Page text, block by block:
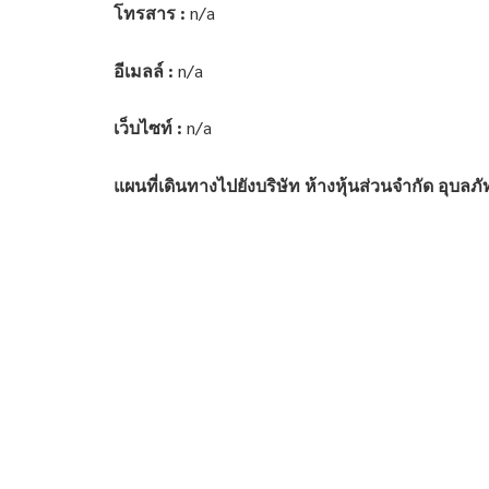
โทรสาร : n/a
อีเมลล์ : n/a
เว็บไซท์ : n/a
แผนที่เดินทางไปยังบริษัท ห้างหุ้นส่วนจำกัด อุบลภั